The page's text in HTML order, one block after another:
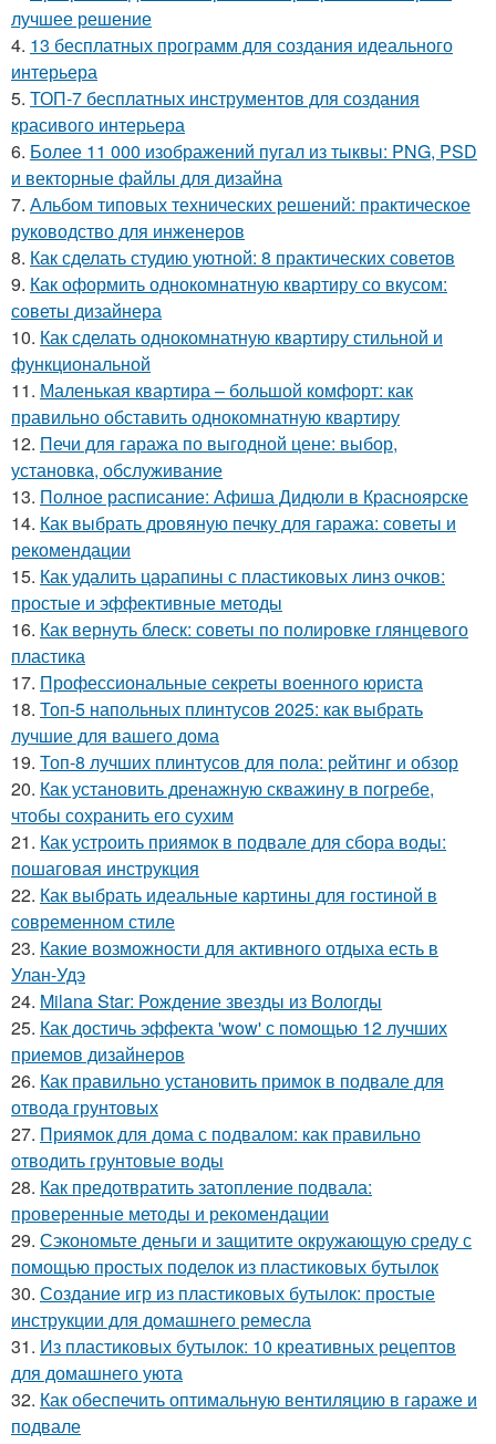
лучшее решение
4. 13 бесплатных программ для создания идеального
интерьера
5. ТОП-7 бесплатных инструментов для создания
красивого интерьера
6. Более 11 000 изображений пугал из тыквы: PNG, PSD
и векторные файлы для дизайна
7. Альбом типовых технических решений: практическое
руководство для инженеров
8. Как сделать студию уютной: 8 практических советов
9. Как оформить однокомнатную квартиру со вкусом:
советы дизайнера
10. Как сделать однокомнатную квартиру стильной и
функциональной
11. Маленькая квартира – большой комфорт: как
правильно обставить однокомнатную квартиру
12. Печи для гаража по выгодной цене: выбор,
установка, обслуживание
13. Полное расписание: Афиша Дидюли в Красноярске
14. Как выбрать дровяную печку для гаража: советы и
рекомендации
15. Как удалить царапины с пластиковых линз очков:
простые и эффективные методы
16. Как вернуть блеск: советы по полировке глянцевого
пластика
17. Профессиональные секреты военного юриста
18. Топ-5 напольных плинтусов 2025: как выбрать
лучшие для вашего дома
19. Топ-8 лучших плинтусов для пола: рейтинг и обзор
20. Как установить дренажную скважину в погребе,
чтобы сохранить его сухим
21. Как устроить приямок в подвале для сбора воды:
пошаговая инструкция
22. Как выбрать идеальные картины для гостиной в
современном стиле
23. Какие возможности для активного отдыха есть в
Улан-Удэ
24. Milana Star: Рождение звезды из Вологды
25. Как достичь эффекта 'wow' с помощью 12 лучших
приемов дизайнеров
26. Как правильно установить примок в подвале для
отвода грунтовых
27. Приямок для дома с подвалом: как правильно
отводить грунтовые воды
28. Как предотвратить затопление подвала:
проверенные методы и рекомендации
29. Сэкономьте деньги и защитите окружающую среду с
помощью простых поделок из пластиковых бутылок
30. Создание игр из пластиковых бутылок: простые
инструкции для домашнего ремесла
31. Из пластиковых бутылок: 10 креативных рецептов
для домашнего уюта
32. Как обеспечить оптимальную вентиляцию в гараже и
подвале